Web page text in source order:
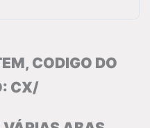
CODIGO DO
CX/